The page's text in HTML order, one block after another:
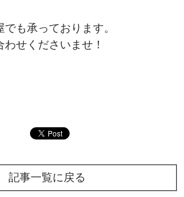
も承っております。
せくださいませ！
記事一覧に戻る